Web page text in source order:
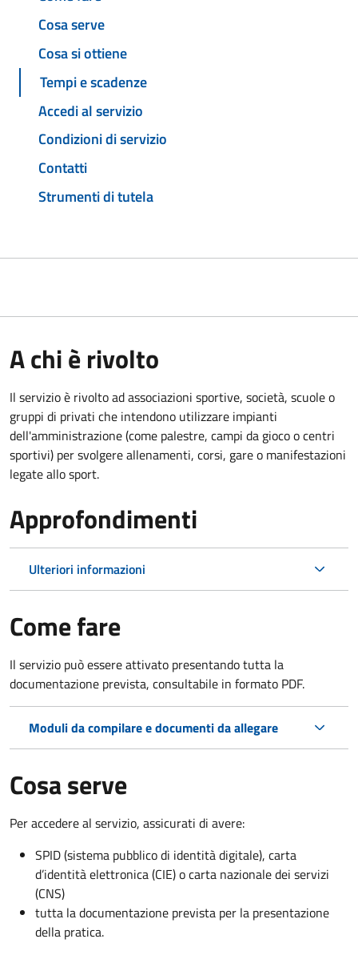
Cosa serve
Cosa si ottiene
Tempi e scadenze
Accedi al servizio
Condizioni di servizio
Contatti
Strumenti di tutela
A chi è rivolto
Il servizio è rivolto ad associazioni sportive, società, scuole o
gruppi di privati che intendono utilizzare impianti
dell'amministrazione (come palestre, campi da gioco o centri
sportivi) per svolgere allenamenti, corsi, gare o manifestazioni
legate allo sport.
Approfondimenti
Ulteriori informazioni
Come fare
Il servizio può essere attivato presentando tutta la
documentazione prevista, consultabile in formato PDF.
Moduli da compilare e documenti da allegare
Cosa serve
Per accedere al servizio, assicurati di avere:
SPID (sistema pubblico di identità digitale), carta
d’identità elettronica (CIE) o carta nazionale dei servizi
(CNS)
tutta la documentazione prevista per la presentazione
della pratica.